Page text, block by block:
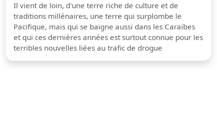
Il vient de loin, d'une terre riche de culture et de
traditions millénaires, une terre qui surplombe le
Pacifique, mais qui se baigne aussi dans les Caraïbes
et qui ces dernières années est surtout connue pour les
terribles nouvelles liées au trafic de drogue